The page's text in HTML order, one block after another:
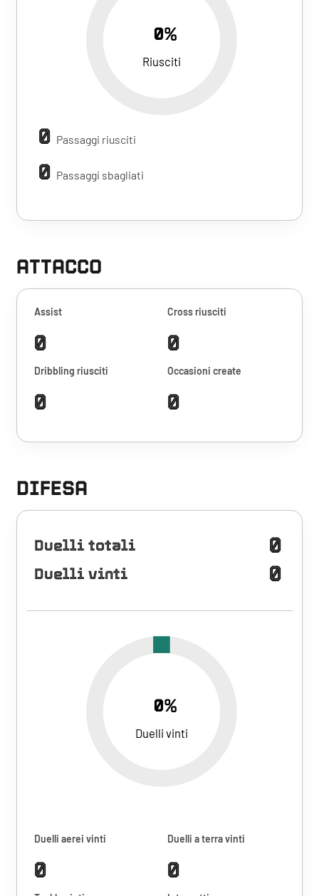
0%
Riusciti
0 Passaggi riusciti
0 Passaggi sbagliati
ATTACCO
Assist
0
Cross riusciti
0
Dribbling riusciti
0
Occasioni create
0
DIFESA
Duelli totali 0
Duelli vinti 0
0%
Duelli vinti
Duelli aerei vinti
0
Duelli a terra vinti
0